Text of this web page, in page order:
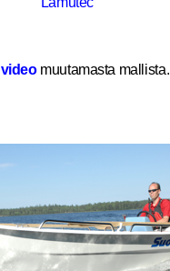
videomuutamasta mallista.